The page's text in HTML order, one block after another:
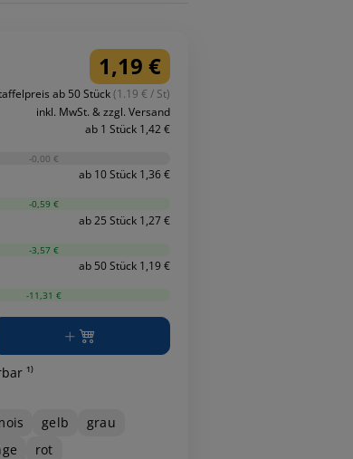
1,19 €
ab 50 Stück(1.19 € / St)
inkl. MwSt. & zzgl. Versand
ab 1 Stück 1,42 €
-0,00 €
ab 10 Stück 1,36 €
-0,59 €
ab 25 Stück 1,27 €
-3,57 €
ab 50 Stück 1,19 €
-11,31 €
¹⁾
gelb
grau
rot